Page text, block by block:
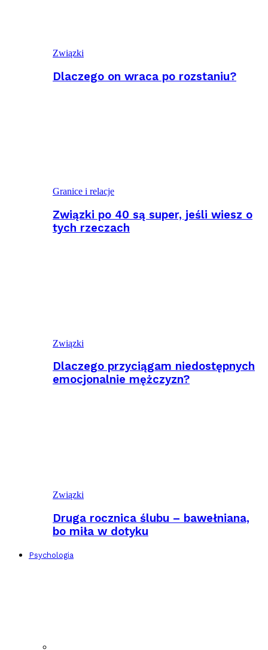
Związki
Dlaczego on wraca po rozstaniu?
Granice i relacje
Związki po 40 są super, jeśli wiesz o
tych rzeczach
Związki
Dlaczego przyciągam niedostępnych
emocjonalnie mężczyzn?
Związki
Druga rocznica ślubu – bawełniana,
bo miła w dotyku
Psychologia